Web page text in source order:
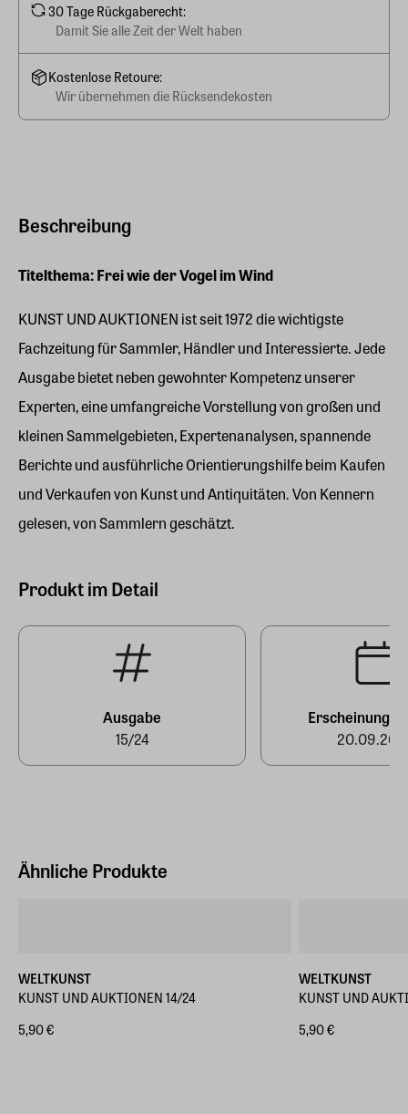
Beschreibung
Titelthema:Frei wie der Vogel im Wind
KUNST UND AUKTIONEN ist seit 1972 die wichtigste
Fachzeitung für Sammler, Händler und Interessierte. Jede
Ausgabe bietet neben gewohnter Kompetenz unserer
Experten, eine umfangreiche Vorstellung von großen und
kleinen Sammelgebieten, Expertenanalysen, spannende
Berichte und ausführliche Orientierungshilfe beim Kaufen
und Verkaufen von Kunst und Antiquitäten. Von Kennern
gelesen, von Sammlern geschätzt.
Produkt im Detail
Ausgabe
15/24
30 Tage Rückgaberecht:
Damit Sie alle Zeit der Welt haben
Kostenlose Retoure:
Wir übernehmen die Rücksendekosten
Ähnliche Produkte
WELTKUNST
KUNST UND AUKTIONEN 14/24
5,90 €
WELTKUNST
KUNST UND
5,90 €